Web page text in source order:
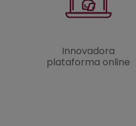
Innovadora
plataforma online